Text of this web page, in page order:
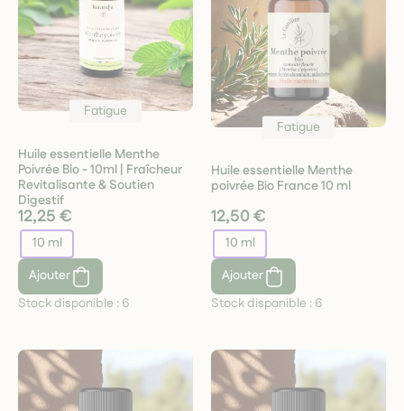
Fatigue
Huile essentielle Menthe
Poivrée Bio - 10ml | Fraîcheur
Revitalisante & Soutien
Digestif
12,25 €
10 ml
Ajouter
Stock disponible : 6
Fatigue
Huile essentielle Menthe
poivrée Bio France 10 ml
12,50 €
10 ml
Ajouter
Stock disponible : 6